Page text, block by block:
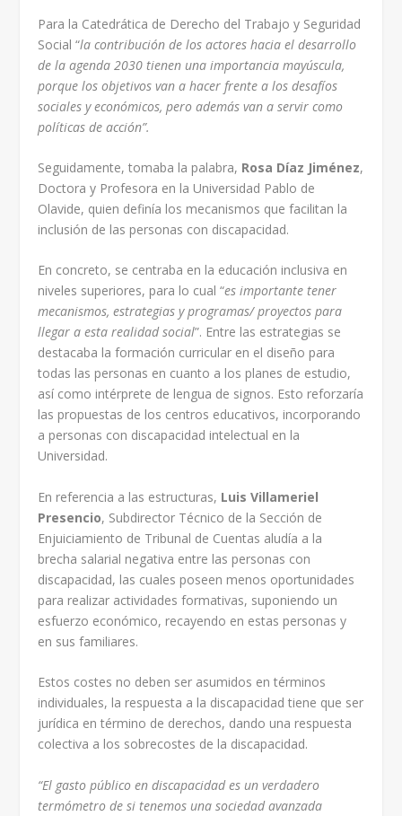
Para la Catedrática de Derecho del Trabajo y Seguridad
Social “la contribución de los actores hacia el desarrollo
de la agenda 2030 tienen una importancia mayúscula,
porque los objetivos van a hacer frente a los desafíos
sociales y económicos, pero además van a servir como
políticas de acción”.
Seguidamente, tomaba la palabra, Rosa Díaz Jiménez,
Doctora y Profesora en la Universidad Pablo de
Olavide, quien definía los mecanismos que facilitan la
inclusión de las personas con discapacidad.
En concreto, se centraba en la educación inclusiva en
niveles superiores, para lo cual “es importante tener
mecanismos, estrategias y programas/ proyectos para
llegar a esta realidad social”. Entre las estrategias se
destacaba la formación curricular en el diseño para
todas las personas en cuanto a los planes de estudio,
así como intérprete de lengua de signos. Esto reforzaría
las propuestas de los centros educativos, incorporando
a personas con discapacidad intelectual en la
Universidad.
En referencia a las estructuras, Luis Villameriel
Presencio, Subdirector Técnico de la Sección de
Enjuiciamiento de Tribunal de Cuentas aludía a la
brecha salarial negativa entre las personas con
discapacidad, las cuales poseen menos oportunidades
para realizar actividades formativas, suponiendo un
esfuerzo económico, recayendo en estas personas y
en sus familiares.
Estos costes no deben ser asumidos en términos
individuales, la respuesta a la discapacidad tiene que ser
jurídica en término de derechos, dando una respuesta
colectiva a los sobrecostes de la discapacidad.
“El gasto público en discapacidad es un verdadero
termómetro de si tenemos una sociedad avanzada